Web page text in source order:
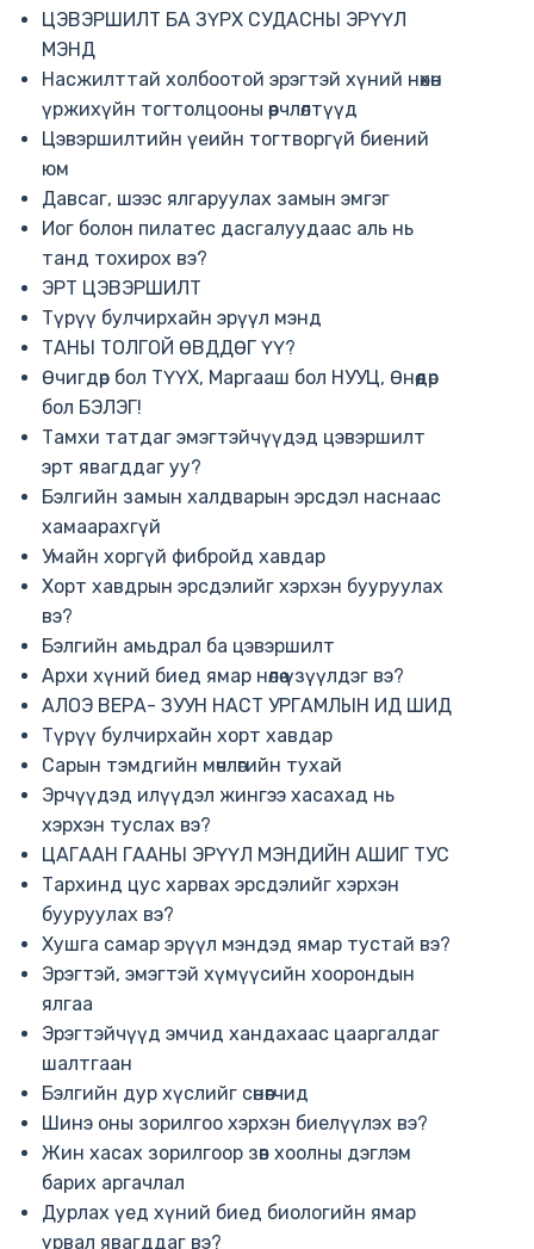
ЦЭВЭРШИЛТ БА ЗҮРХ СУДАСНЫ ЭРҮҮЛ
МЭНД
Насжилттай холбоотой эрэгтэй хүний нөхөн
үржихүйн тогтолцооны өөрчлөлтүүд
Цэвэршилтийн үеийн тогтворгүй биений
юм
Давсаг, шээс ялгаруулах замын эмгэг
Иог болон пилатес дасгалуудаас аль нь
танд тохирох вэ?
ЭРТ ЦЭВЭРШИЛТ
Түрүү булчирхайн эрүүл мэнд
ТАНЫ ТОЛГОЙ ӨВДДӨГ ҮҮ?
Өчигдөр бол ТҮҮХ, Маргааш бол НУУЦ, Өнөөдөр
бол БЭЛЭГ!
Тамхи татдаг эмэгтэйчүүдэд цэвэршилт
эрт явагддаг уу?
Бэлгийн замын халдварын эрсдэл наснаас
хамаарахгүй
Умайн хоргүй фибройд хавдар
Хорт хавдрын эрсдэлийг хэрхэн бууруулах
вэ?
Бэлгийн амьдрал ба цэвэршилт
Архи хүний биед ямар нөлөө үзүүлдэг вэ?
АЛОЭ ВЕРА- ЗУУН НАСТ УРГАМЛЫН ИД ШИД
Түрүү булчирхайн хорт хавдар
Сарын тэмдгийн мөчлөгийн тухай
Эрчүүдэд илүүдэл жингээ хасахад нь
хэрхэн туслах вэ?
ЦАГААН ГААНЫ ЭРҮҮЛ МЭНДИЙН АШИГ ТУС
Тархинд цус харвах эрсдэлийг хэрхэн
бууруулах вэ?
Хушга самар эрүүл мэндэд ямар тустай вэ?
Эрэгтэй, эмэгтэй хүмүүсийн хоорондын
ялгаа
Эрэгтэйчүүд эмчид хандахаас цааргалдаг
шалтгаан
Бэлгийн дур хүслийг сөнөөгчид
Шинэ оны зорилгоо хэрхэн биелүүлэх вэ?
Жин хасах зорилгоор зөв хоолны дэглэм
барих аргачлал
Дурлах үед хүний биед биологийн ямар
урвал явагддаг вэ?